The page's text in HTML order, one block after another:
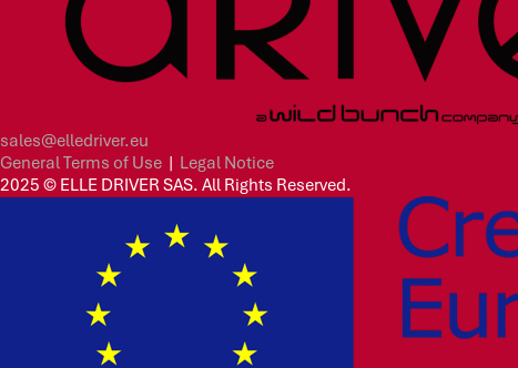
sales@elledriver.eu
General Terms of Use | Legal Notice
2025 © ELLE DRIVER SAS. All Rights Reserved.